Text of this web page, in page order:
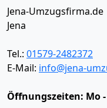
Jena-Umzugsfirma.de
Jena
Tel.: 01579-2482372
E-Mail: info@jena-
Öffnungszeiten: Mo